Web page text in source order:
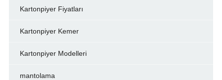
Kartonpiyer Fiyatları
Kartonpiyer Kemer
Kartonpiyer Modelleri
mantolama